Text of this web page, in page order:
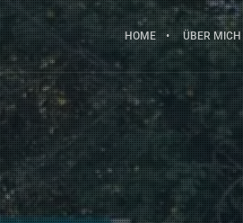
HOME ÜBER MICH